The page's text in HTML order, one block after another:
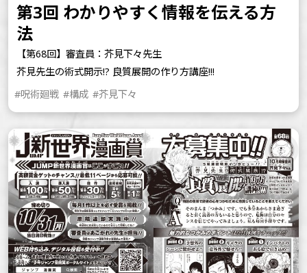
第3回 わかりやすく情報を伝える方
法
【第68回】審査員：芥見下々先生
芥見先生の術式開示!? 良質展開の作り方講座!!!
#呪術廻戦 #構成 #芥見下々